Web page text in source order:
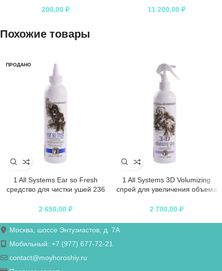
собак и щенков породы
200,00 ₽
3,8 л
11 200,00 ₽
Похожие товары
ПРОДАНО
1 All Systems Ear so Fresh
средство для чистки ушей 236
2 650,00 ₽
1 All Systems 3D Volumizing
спрей для увеличения объема
2 700,00 ₽
Москва, шоссе Энтузиастов, д. 7А
Мобильный: +7 (977) 677-72-21
contact@moyhoroshiy.ru